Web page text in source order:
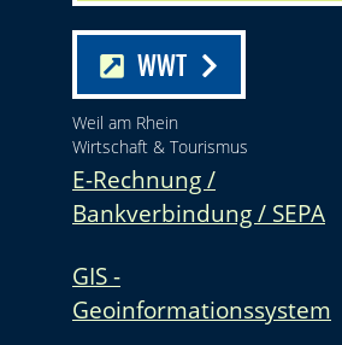
WWT
Weil am Rhein
Wirtschaft & Tourismus
E-Rechnung /
Bankverbindung / SEPA
GIS -
Geoinformationssystem